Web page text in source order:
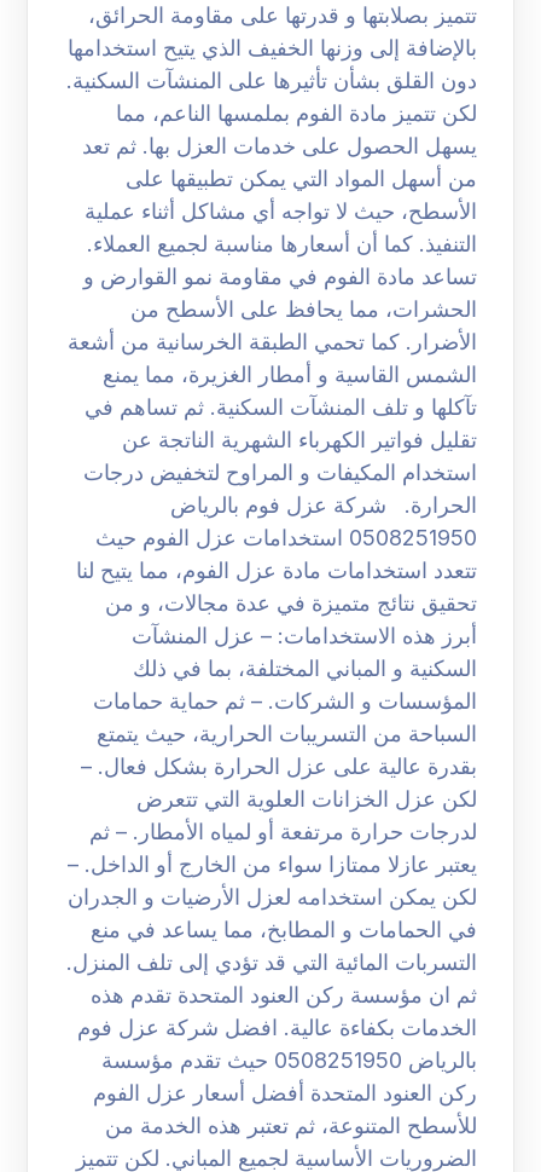
تتميز بصلابتها و قدرتها على مقاومة الحرائق،
بالإضافة إلى وزنها الخفيف الذي يتيح استخدامها
دون القلق بشأن تأثيرها على المنشآت السكنية.
لكن تتميز مادة الفوم بملمسها الناعم، مما
يسهل الحصول على خدمات العزل بها. ثم تعد
من أسهل المواد التي يمكن تطبيقها على
الأسطح، حيث لا تواجه أي مشاكل أثناء عملية
التنفيذ. كما أن أسعارها مناسبة لجميع العملاء.
تساعد مادة الفوم في مقاومة نمو القوارض و
الحشرات، مما يحافظ على الأسطح من
الأضرار. كما تحمي الطبقة الخرسانية من أشعة
الشمس القاسية و أمطار الغزيرة، مما يمنع
تآكلها و تلف المنشآت السكنية. ثم تساهم في
تقليل فواتير الكهرباء الشهرية الناتجة عن
استخدام المكيفات و المراوح لتخفيض درجات
الحرارة. شركة عزل فوم بالرياض
0508251950 استخدامات عزل الفوم حيث
تتعدد استخدامات مادة عزل الفوم، مما يتيح لنا
تحقيق نتائج متميزة في عدة مجالات، و من
أبرز هذه الاستخدامات: – عزل المنشآت
السكنية و المباني المختلفة، بما في ذلك
المؤسسات و الشركات. – ثم حماية حمامات
السباحة من التسريبات الحرارية، حيث يتمتع
بقدرة عالية على عزل الحرارة بشكل فعال. –
لكن عزل الخزانات العلوية التي تتعرض
لدرجات حرارة مرتفعة أو لمياه الأمطار. – ثم
يعتبر عازلا ممتازا سواء من الخارج أو الداخل. –
لكن يمكن استخدامه لعزل الأرضيات و الجدران
في الحمامات و المطابخ، مما يساعد في منع
التسربات المائية التي قد تؤدي إلى تلف المنزل.
ثم ان مؤسسة ركن العنود المتحدة تقدم هذه
الخدمات بكفاءة عالية. افضل شركة عزل فوم
بالرياض 0508251950 حيث تقدم مؤسسة
ركن العنود المتحدة أفضل أسعار عزل الفوم
للأسطح المتنوعة، ثم تعتبر هذه الخدمة من
الضروريات الأساسية لجميع المباني. لكن تتميز